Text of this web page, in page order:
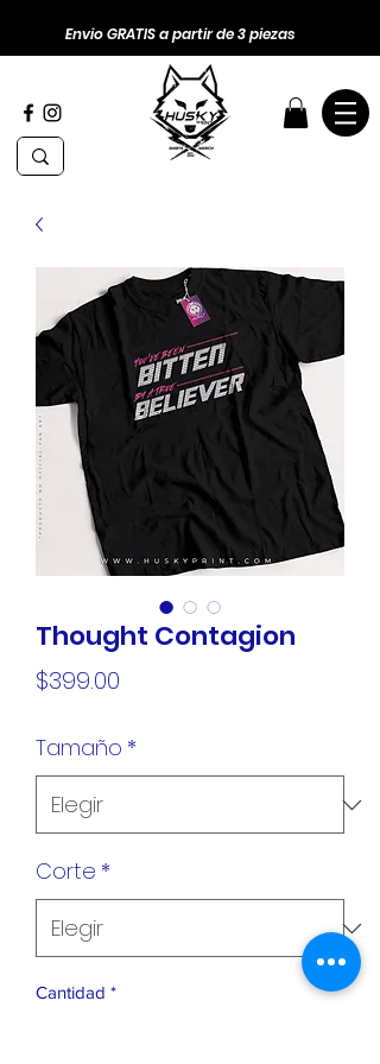
Envio GRATIS a partir de 3 piezas
Thought Contagion
$399.00
Tamaño *
Corte *
Cantidad *